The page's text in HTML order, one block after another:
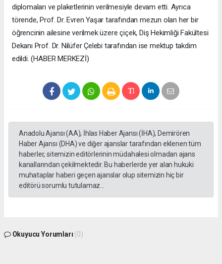
diplomaları ve plaketlerinin verilmesiyle devam etti. Ayrıca
törende, Prof. Dr. Evren Yaşar tarafından mezun olan her bir
öğrencinin ailesine verilmek üzere çiçek, Diş Hekimliği Fakültesi
Dekanı Prof. Dr. Nilüfer Çelebi tarafından ise mektup takdim
edildi. (HABER MERKEZİ)
Anadolu Ajansı (AA), İhlas Haber Ajansı (İHA), Demirören
Haber Ajansı (DHA) ve diğer ajanslar tarafından eklenen tüm
haberler, sitemizin editörlerinin müdahalesi olmadan ajans
kanallarından çekilmektedir. Bu haberlerde yer alan hukuki
muhataplar haberi geçen ajanslar olup sitemizin hiç bir
editörü sorumlu tutulamaz...
Okuyucu Yorumları (0)